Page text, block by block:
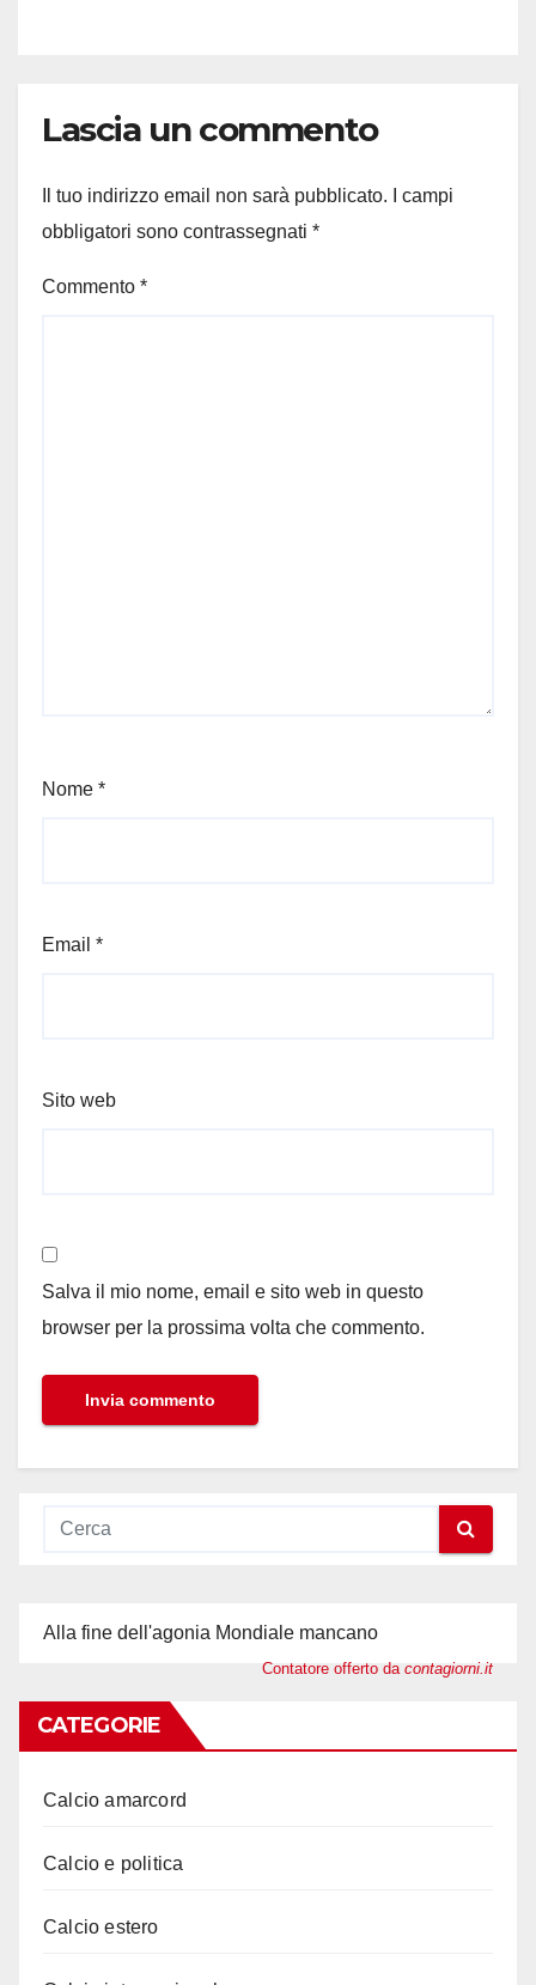
Lascia un commento
Il tuo indirizzo email non sarà pubblicato.
I campi
obbligatori sono contrassegnati *
Commento *
Nome *
Email *
Sito web
Salva il mio nome, email e sito web in questo
browser per la prossima volta che commento.
Alla fine dell'agonia Mondiale mancano
Contatore offerto da contagiorni.it
CATEGORIE
Calcio amarcord
Calcio e politica
Calcio estero